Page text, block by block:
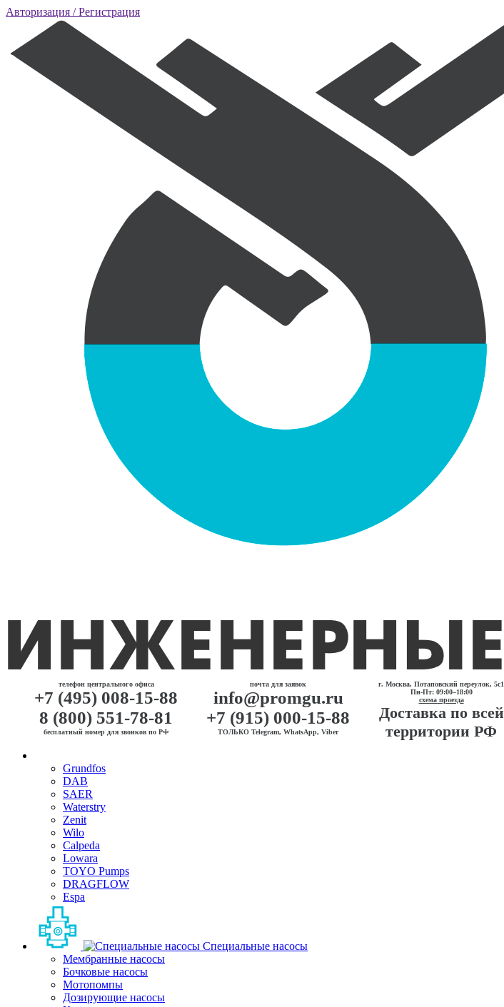
Авторизация / Регистрация
телефон центрального офиса
+7 (495) 008-15-88
8 (800) 551-78-81
бесплатный номер для звонков по РФ
почта для заявок
info@promgu.ru
+7 (915) 000-15-88
ТОЛЬКО Telegram, WhatsApp, Viber
г. Москва, Потаповский переулок, 5с1
Пн-Пт: 09:00–18:00
схема проезда
Доставка по всей
территории РФ
Grundfos
DAB
SAER
Waterstry
Zenit
Wilo
Calpeda
Lowara
TOYO Pumps
DRAGFLOW
Espa
Специальные насосы
Мембранные насосы
Бочковые насосы
Мотопомпы
Дозирующие насосы